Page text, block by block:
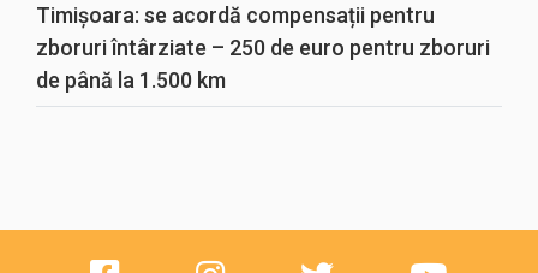
Timișoara: se acordă compensații pentru
zboruri întârziate – 250 de euro pentru zboruri
de până la 1.500 km